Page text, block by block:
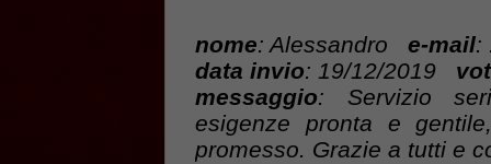
nome: Alessandro e-mail:
data invio: 19/12/2019
messaggio: Servizio
esigenze pronta e
promesso. Grazie a tutti e